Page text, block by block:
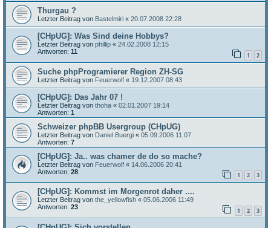
Thurgau ?
Letzter Beitrag von Bastelmiri « 20.07.2008 22:28
[CHpUG]: Was Sind deine Hobbys?
Letzter Beitrag von phillip « 24.02.2008 12:15
Antworten: 11 1 2
Suche phpProgramierer Region ZH-SG
Letzter Beitrag von Feuerwolf « 19.12.2007 08:43
[CHpUG]: Das Jahr 07 !
Letzter Beitrag von thoha « 02.01.2007 19:14
Antworten: 1
Schweizer phpBB Usergroup (CHpUG)
Letzter Beitrag von Daniel Buergi « 05.09.2006 11:07
Antworten: 7
[CHpUG]: Ja.. was chamer de do so mache?
Letzter Beitrag von Feuerwolf « 14.06.2006 20:41
Antworten: 28 1 2 3
[CHpUG]: Kommst im Morgenrot daher ....
Letzter Beitrag von the_yellowfish « 05.06.2006 11:49
Antworten: 23 1 2 3